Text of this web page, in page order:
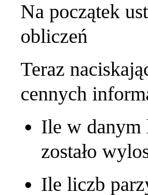
Na początek
obliczeń
Teraz
cennych
Ile w danym
zostało
Ile liczb